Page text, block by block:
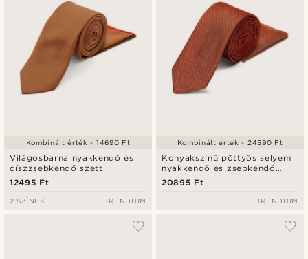
Világosbarna nyakkendő és
díszzsebkendő szett
12495 Ft
Kombinált érték - 14690 Ft
2 SZÍNEK TRENDHIM
Konyakszínű pöttyös selyem
nyakkendő és zsebkendő
szett
20895 Ft
Kombinált érték - 24590 Ft
TRENDHIM